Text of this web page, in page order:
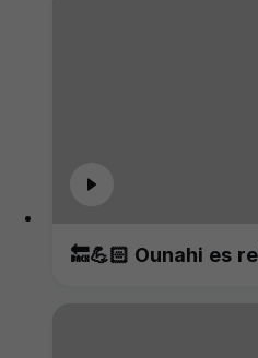
🔙💪🏻 Ounahi es